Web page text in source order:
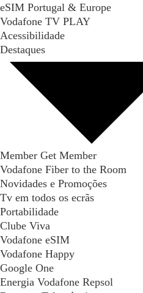
eSIM Portugal & Europe
Vodafone TV PLAY
Acessibilidade
Destaques
Member Get Member
Vodafone Fiber to the Room
Novidades e Promoções
Tv em todos os ecrãs
Portabilidade
Clube Viva
Vodafone eSIM
Vodafone Happy
Google One
Energia Vodafone Repsol